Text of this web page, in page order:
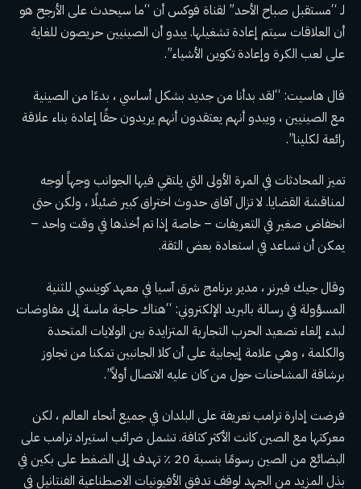
لـ “مستقبل صباح الأحد” لقناة فوكس أن “ما سيحدث على الأرجح هو
أن العلاقات سيتم إعادة تشغيلها. يبدو أن الصينيين حريصون للغاية
على لعب الكرة وإعادة تكوين الأشياء”.
قال هاسيت: “لقد بدأنا من جديد بشكل أساسي ، بدءًا من الصينية
مع الصينيين ، ويبدو أنهم يعتقدون أنهم يريدون حقًا إعادة بناء علاقة
رائعة لكلينا”.
تميز المحادثات في المرة الأولى التي يلتقي فيها الجوانب وجهاً لوجه
لمناقشة القضايا. لا تزال آفاق حدوث اختراق كبير ضئيلًا ، ولكن حتى
انخفاض صغير في التعريفات – خاصة إذا تم أخذها في وقت واحد –
يمكن أن تساعد في استعادة بعض الثقة.
وقال جيك فيرنر ، مدير برنامج شرق آسيا في معهد كوينسي للثنية
المسؤولة في رسالة بالبريد الإلكتروني: “هناك حاجة ماسة إلى مفاوضات
لبدء إلغاء تصعيد الحرب التجارية المتزايدة بين الولايات المتحدة
والكلمة ، وهي علامة إيجابية على أن كلا الجانبين تمكنا من تجاوز
برشاقة المشاحنات حول من كان عليه الاتصال أولاً”.
فرضت إدارة ترامب تعريفة على البلدان في جميع أنحاء العالم ، لكن
معركتها مع الصين كانت الأكثر كثافة. تشمل ضرائب استيراد ترامب على
البضائع من الصين رسومًا بنسبة 20 ٪ تهدف إلى الضغط على بكين في
بذل المزيد من الجهد لوقف تدفق الأفيونيات الاصطناعية الفنتانيلفي